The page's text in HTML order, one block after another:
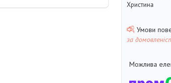
Христина
за